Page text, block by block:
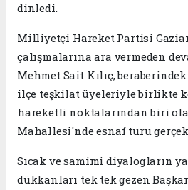
dinledi.
Milliyetçi Hareket Partisi
çalışmalarına ara vermeden
Mehmet Sait Kılıç,
ilçe teşkilat üyeleriyle birlikte
hareketli noktalarından biri
Mahallesi'nde esnaf turu
Sıcak ve samimi diyalogların
dükkanları tek tek gezen